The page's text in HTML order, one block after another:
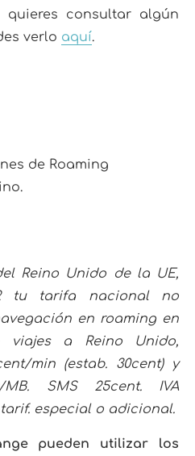
consultar algún
verlo aquí.
de Roaming
Reino Unido de la UE,
tu tarifa nacional no
en roaming en
viajes a Reino Unido,
min (estab. 30cent) y
SMS 25cent. IVA
especial o adicional.
pueden utilizar los